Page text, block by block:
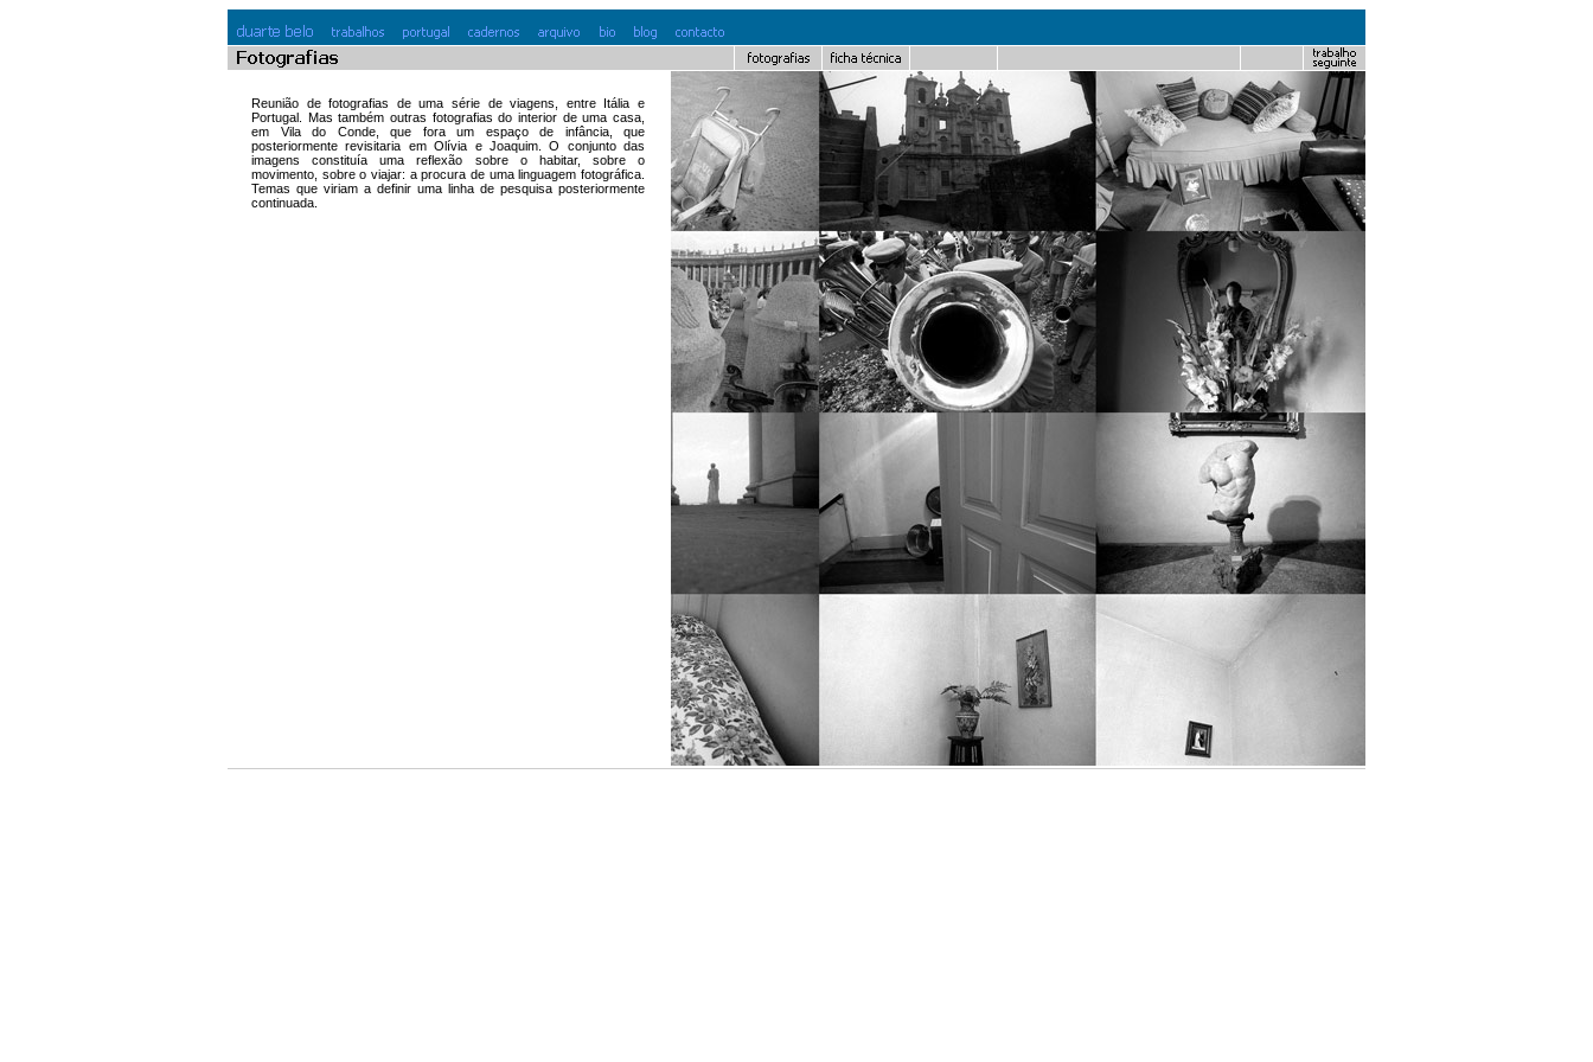
Reunião de fotografias de uma série de viagens, entre Itália e
Portugal. Mas também outras fotografias do interior de uma casa,
em Vila do Conde, que fora um espaço de infância, que
posteriormente revisitaria em Olívia e Joaquim. O conjunto das
imagens constituía uma reflexão sobre o habitar, sobre o
movimento, sobre o viajar: a procura de uma linguagem fotográfica.
Temas que viriam a definir uma linha de pesquisa posteriormente
continuada.